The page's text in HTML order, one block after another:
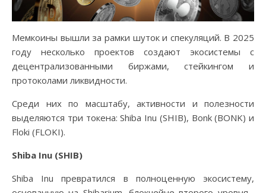
Мемкоины вышли за рамки шуток и спекуляций. В 2025
году несколько проектов создают экосистемы с
децентрализованными биржами, стейкингом и
протоколами ликвидности.
Среди них по масштабу, активности и полезности
выделяются три токена: Shiba Inu (SHIB), Bonk (BONK) и
Floki (FLOKI).
Shiba Inu (SHIB)
Shiba Inu превратился в полноценную экосистему,